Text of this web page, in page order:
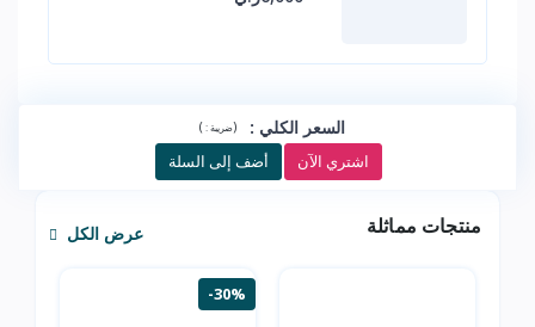
السعر الكلي :
(ضريبة :)
اشتري الآن أضف إلى السلة
منتجات مماثلة عرض الكل
-30%